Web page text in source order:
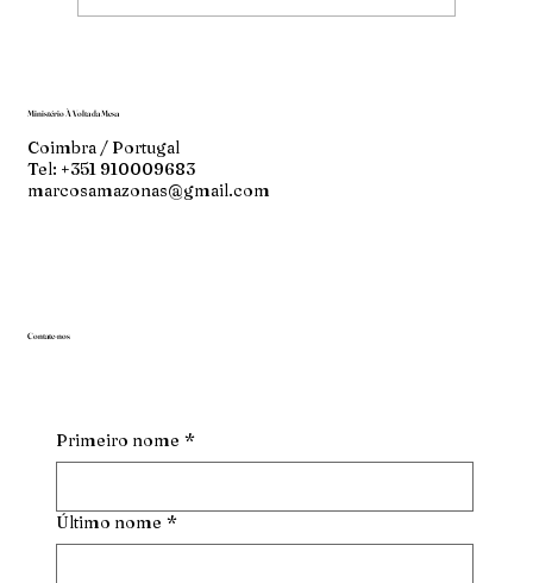
Ministério À Volta da Mesa
Coimbra / Portugal
Tel: +351 910009683
marcosamazonas@gmail.com
Contate-nos
Primeiro nome *
Último nome *